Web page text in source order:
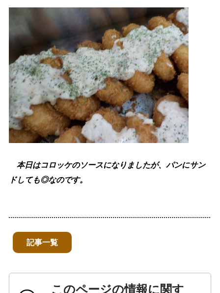
本日はコロッケのソースになりましたが、パンにサン
ドしても◎なのです。
記事一覧
このページの情報に関す